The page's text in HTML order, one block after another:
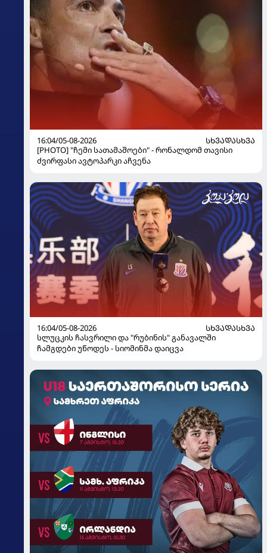
16:04/05-08-2026
ᲡᲮᲕᲐᲓᲐᲡᲮᲕᲐ
[PHOTO] "ჩემი სათამაშოები" - რონალდომ თავისი
ძვირფასი ავტოპარკი აჩვენა
16:04/05-08-2026
ᲡᲮᲕᲐᲓᲐᲡᲮᲕᲐ
სლუცკის ჩასვრილი და "რუბინის" განავალში
ჩამგდები უწოდეს - სიომინმა დაიცვა